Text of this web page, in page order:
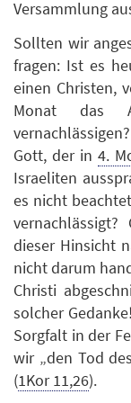
Versammlung
Sollten wir
fragen: Ist es
einen Christen,
Monat das
Gott, der in 4.
Israeliten
es nicht
dieser Hinsicht
nicht darum
Christi
solcher
Sorgfalt in der
wir „den Tod
(1Kor 11,26).